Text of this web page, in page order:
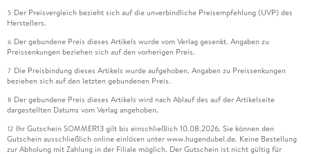
5 Der Preisvergleich bezieht sich auf die unverbindliche Preisempfehlung (UVP) des
Herstellers.
6 Der gebundene Preis dieses Artikels wurde vom Verlag gesenkt. Angaben zu
Preissenkungen beziehen sich auf den vorherigen Preis.
7 Die Preisbindung dieses Artikels wurde aufgehoben. Angaben zu Preissenkungen
beziehen sich auf den letzten gebundenen Preis.
8 Der gebundene Preis dieses Artikels wird nach Ablauf des auf der Artikelseite
dargestellten Datums vom Verlag angehoben.
12 Ihr Gutschein SOMMER13 gilt bis einschließlich 10.08.2026. Sie können den
Gutschein ausschließlich online einlösen unter www.hugendubel.de. Keine Bestellung
zur Abholung mit Zahlung in der Filiale möglich. Der Gutschein ist nicht gültig für